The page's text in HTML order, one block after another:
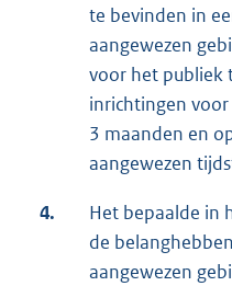
te bevinden in
aangewezen
voor het publiek
inrichtingen
3 maanden en
aangewezen
4.
Het bepaalde in
de
aangewezen